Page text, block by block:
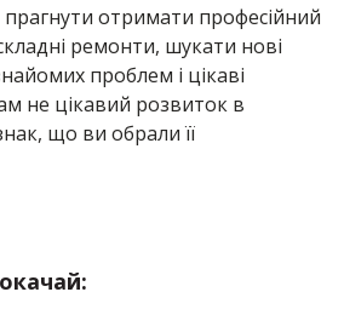
отримати професійний
ремонти, шукати нові
проблем і цікаві
не цікавий розвиток в
що ви обрали її